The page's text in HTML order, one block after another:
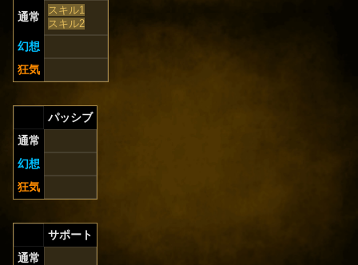
通常
スキル1
スキル2
幻想
狂気
パッシブ
通常
幻想
狂気
サポート
通常